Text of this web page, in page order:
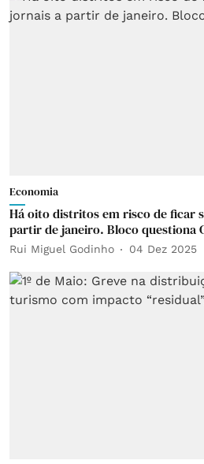
Economia
Há oito distritos em risco de ficar
partir de janeiro. Bloco questiona
Rui Miguel Godinho 04 Dez 2025